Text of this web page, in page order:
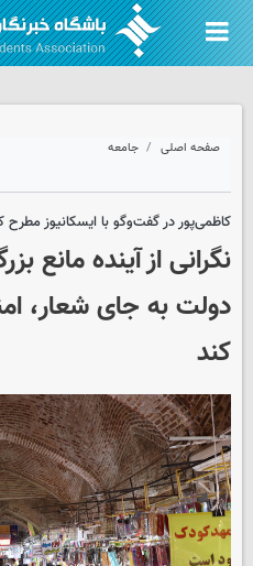
صفحه اصلی جامعه
کاظمی‌پور در گفت‌وگو با ایسکانیوز مطرح
نگرانی از آینده مانع
دولت به جای شعار،
کند